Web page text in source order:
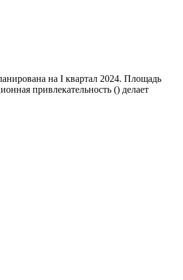
на I квартал 2024. Площадь
привлекательность () делает